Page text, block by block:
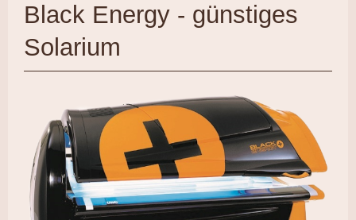
Black Energy - günstiges
Solarium